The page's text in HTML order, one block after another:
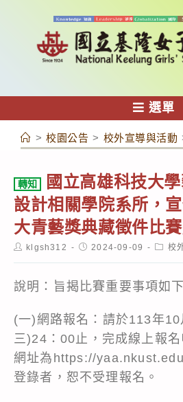
容
選單
> 校園公告 > 校外宣導與活動
轉知
國立高雄科技大
設計相關學院系所，
大青藝獎典藏徵件比賽
Postklgsh312
Post2024-09-09
Post
校
說明：旨揭比賽重要事項如下
(一)網路報名：請於113年10
三)24：00止，完成線上報名
網址為https://
登錄者，恕不受理報名。